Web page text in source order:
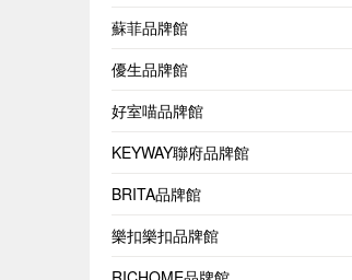
蘇菲品牌館
優生品牌館
好室喵品牌館
KEYWAY聯府品牌館
BRITA品牌館
樂扣樂扣品牌館